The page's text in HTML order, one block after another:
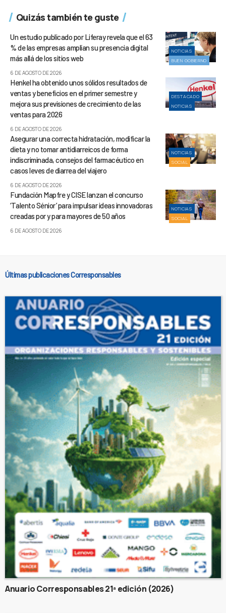
Quizás también te guste
NOTICIAS
BUEN GOBIERNO
Un estudio publicado por Liferay revela que el 63
% de las empresas amplían su presencia digital
más allá de los sitios web
6 DE AGOSTO DE 2026
DESTACADO
NOTICIAS
Henkel ha obtenido unos sólidos resultados de
ventas y beneficios en el primer semestre y
mejora sus previsiones de crecimiento de las
ventas para 2026
6 DE AGOSTO DE 2026
NOTICIAS
SOCIAL
Asegurar una correcta hidratación, modificar la
dieta y no tomar antidiarreicos de forma
indiscriminada, consejos del farmacéutico en
casos leves de diarrea del viajero
6 DE AGOSTO DE 2026
NOTICIAS
SOCIAL
Fundación Mapfre y CISE lanzan el concurso
‘Talento Sénior’ para impulsar ideas innovadoras
creadas por y para mayores de 50 años
6 DE AGOSTO DE 2026
Últimas publicaciones Corresponsables
Anuario Corresponsables 21ª edición (2026)